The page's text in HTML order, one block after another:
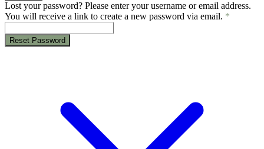
Lost your password? Please enter your username or email address.
You will receive a link to create a new password via email. *
Reset Password